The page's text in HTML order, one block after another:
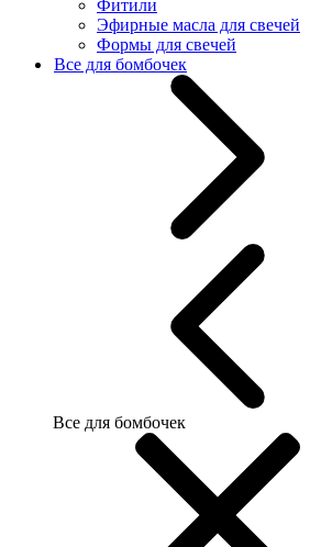
Фитили
Эфирные масла для свечей
Формы для свечей
Все для бомбочек
Все для бомбочек